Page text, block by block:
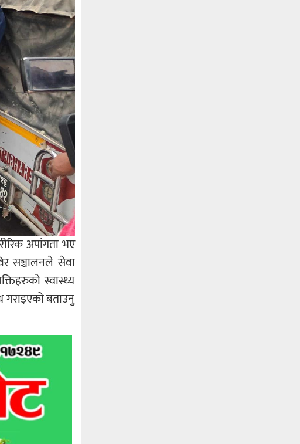
अपांगता भए
सञ्चालनले सेवा
स्वास्थ्य
बताउनु